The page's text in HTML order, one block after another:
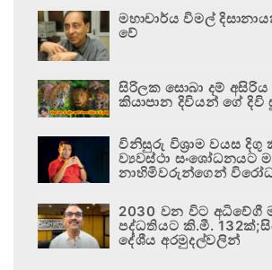
මහාචාර්ය විමල්
වේ
සිරිලක සොබා දම්
කියාපාන දිවියන් ගේ දිවි
විනිසුරු විශ්‍රාම වයස දිගු
ව්‍යවස්ථා සංශෝධනයට
නාහිමිවරුන්ගෙන්
2030 වන විට අධිවේගී
පද්ධතියට කි.මී.
දේශීය අරමුදල්වලින්